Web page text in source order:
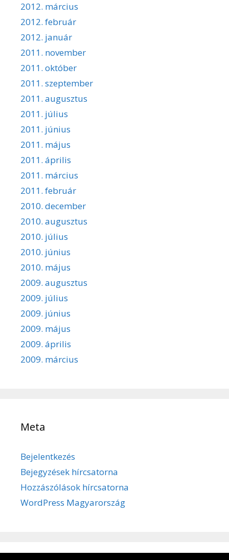
2012. március
2012. február
2012. január
2011. november
2011. október
2011. szeptember
2011. augusztus
2011. július
2011. június
2011. május
2011. április
2011. március
2011. február
2010. december
2010. augusztus
2010. július
2010. június
2010. május
2009. augusztus
2009. július
2009. június
2009. május
2009. április
2009. március
Meta
Bejelentkezés
Bejegyzések hírcsatorna
Hozzászólások hírcsatorna
WordPress Magyarország